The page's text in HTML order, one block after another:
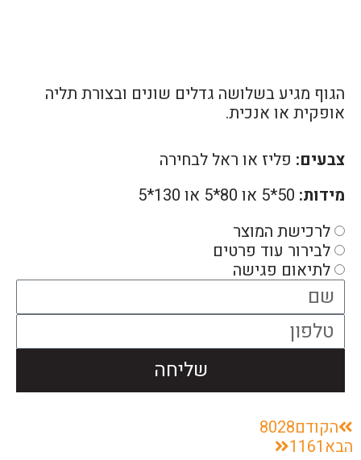
הגוף מגיע בשלושה גדלים שונים ובצורת תליה
אופקית או אנכית.
צבעים: פליז או ראל לבחירה
מידות: 50*5 או 80*5 או 130*5
לרכישת המוצר
לבירור עוד פרטים
לתיאום פגישה
שליחה
הקודם8028
הבא1161